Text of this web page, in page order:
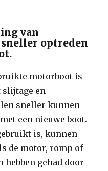
van
optreden
motorboot is
slijtage en
sneller kunnen
een nieuwe boot.
is, kunnen
de motor, romp of
gehad door